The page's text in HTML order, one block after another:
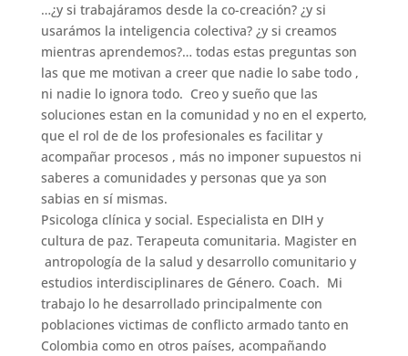
…¿y si trabajáramos desde la co-creación? ¿y si
usarámos la inteligencia colectiva? ¿y si creamos
mientras aprendemos?… todas estas preguntas son
las que me motivan a creer que nadie lo sabe todo ,
ni nadie lo ignora todo. Creo y sueño que las
soluciones estan en la comunidad y no en el experto,
que el rol de de los profesionales es facilitar y
acompañar procesos , más no imponer supuestos ni
saberes a comunidades y personas que ya son
sabias en sí mismas.
Psicologa clínica y social. Especialista en DIH y
cultura de paz. Terapeuta comunitaria. Magister en
antropología de la salud y desarrollo comunitario y
estudios interdisciplinares de Género. Coach. Mi
trabajo lo he desarrollado principalmente con
poblaciones victimas de conflicto armado tanto en
Colombia como en otros países, acompañando